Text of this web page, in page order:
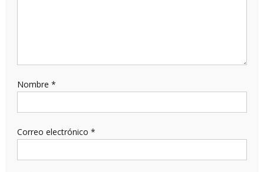
Nombre *
Correo electrónico *